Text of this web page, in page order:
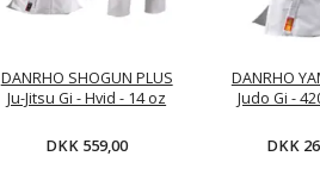
DANRHO SHOGUN PLUS
Ju-Jitsu Gi - Hvid - 14 oz
DKK 559,00
DANRHO
Judo Gi -
DKK